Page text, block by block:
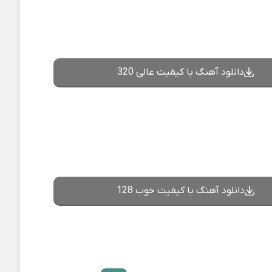
دانلود آهنگ با کیفیت عالی 320
دانلود آهنگ با کیفیت خوب 128